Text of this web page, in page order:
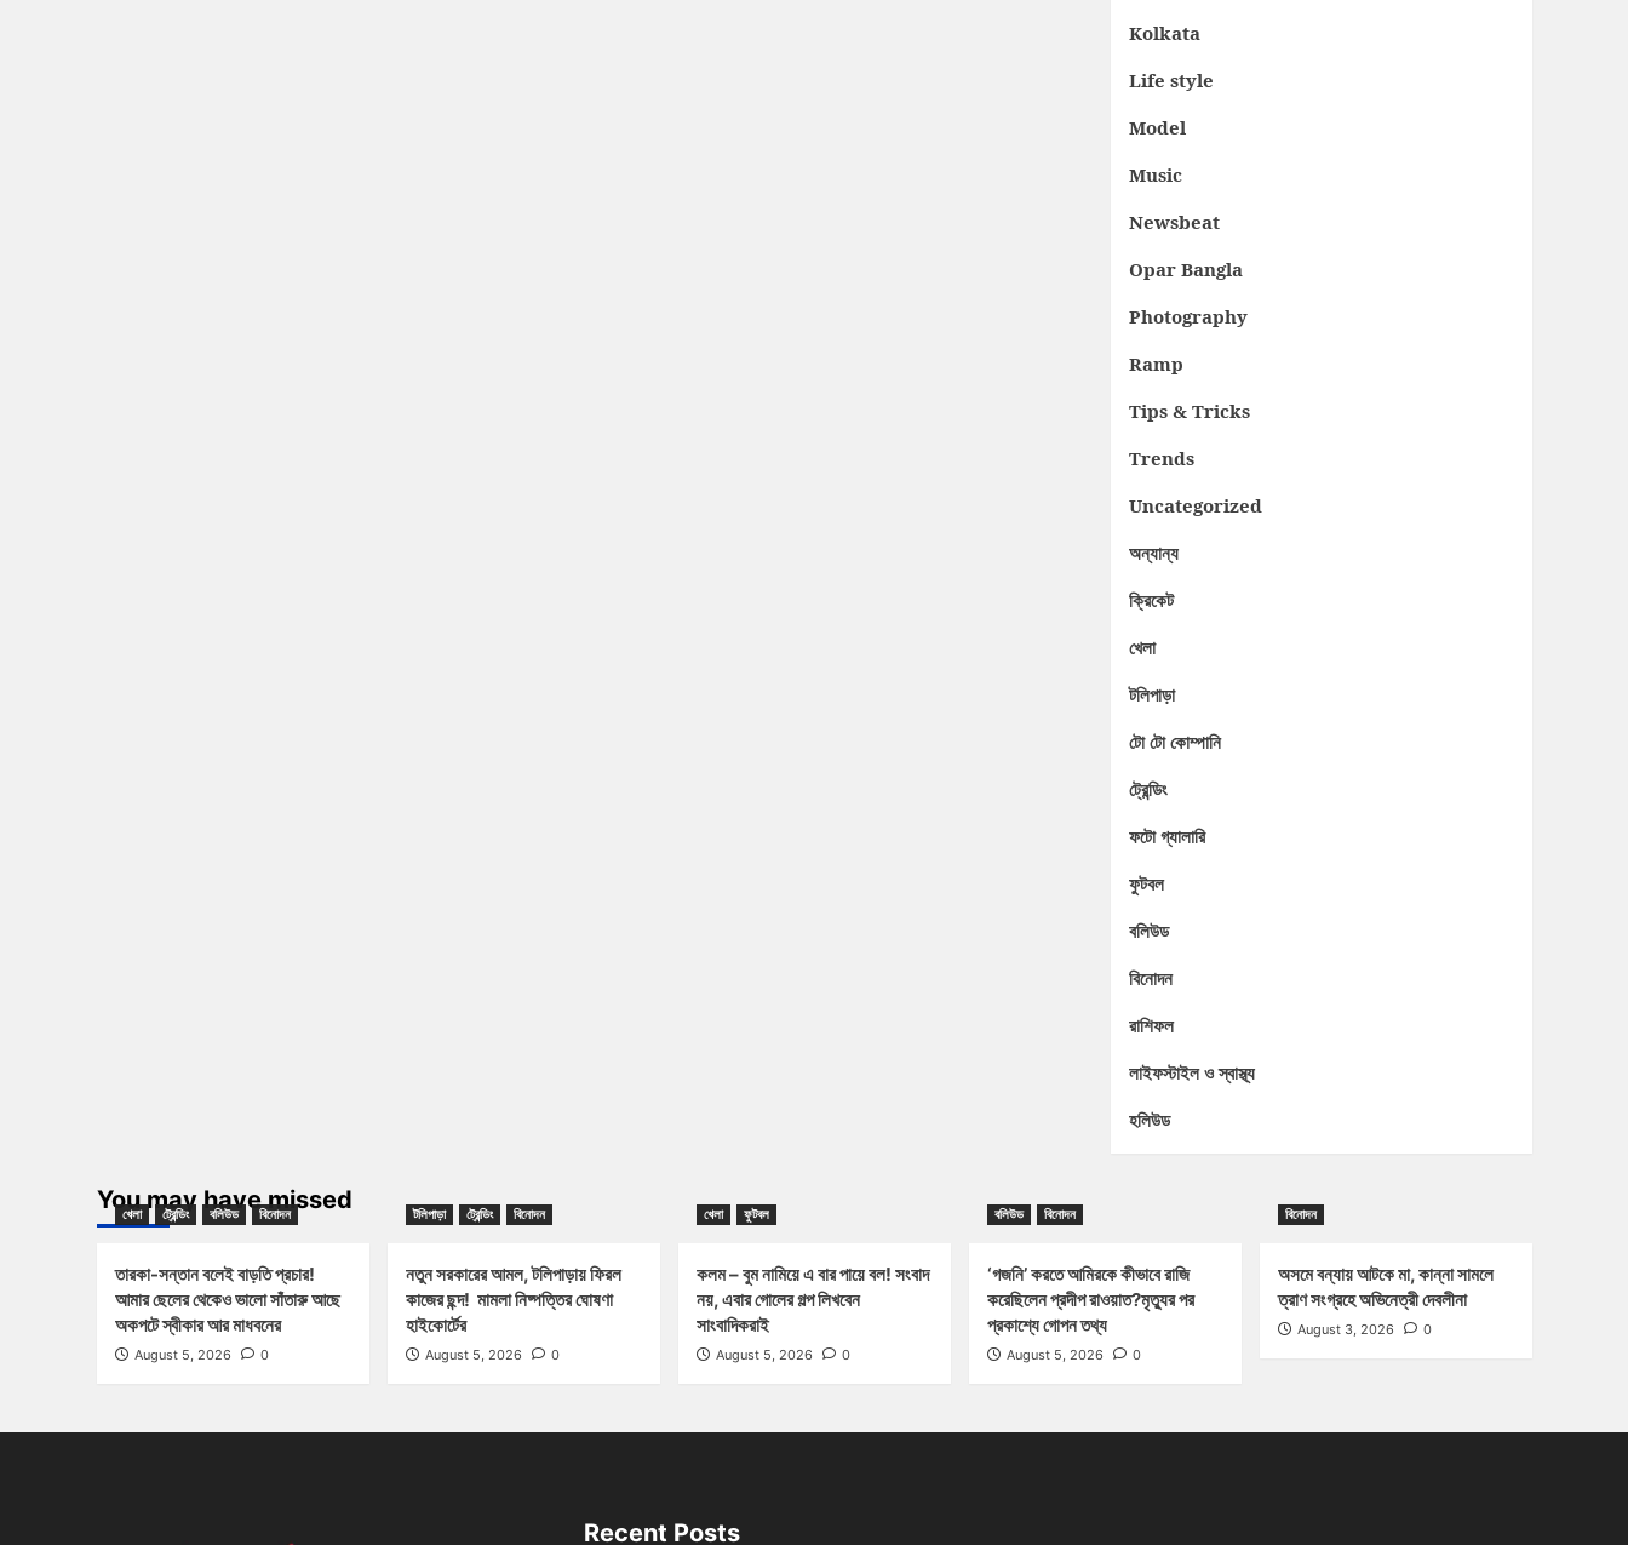
Kolkata
Life style
Model
Music
Newsbeat
Opar Bangla
Photography
Ramp
Tips & Tricks
Trends
Uncategorized
অন্যান্য
ক্রিকেট
খেলা
টলিপাড়া
টো টো কোম্পানি
ট্রেন্ডিং
ফটো গ্যালারি
ফুটবল
বলিউড
বিনোদন
রাশিফল
লাইফস্টাইল ও স্বাস্থ্য
হলিউড
You may have missed
খেলা ট্রেন্ডিং বলিউড বিনোদন
তারকা-সন্তান বলেই বাড়তি প্রচার!
আমার ছেলের থেকেও ভালো সাঁতারু আছে
অকপটে স্বীকার আর মাধবনের
August 5, 2026 0
টলিপাড়া ট্রেন্ডিং বিনোদন
নতুন সরকারের আমল, টলিপাড়ায় ফিরল
কাজের ছন্দ! মামলা নিষ্পত্তির ঘোষণা
হাইকোর্টের
August 5, 2026 0
খেলা ফুটবল
কলম – বুম নামিয়ে এ বার পায়ে বল! সংবাদ
নয়, এবার গোলের গল্প লিখবেন
সাংবাদিকরাই
August 5, 2026 0
বলিউড বিনোদন
‘গজনি’ করতে আমিরকে কীভাবে রাজি
করেছিলেন প্রদীপ রাওয়াত?মৃত্যুর পর
প্রকাশ্যে গোপন তথ্য
August 5, 2026 0
বিনোদন
অসমে বন্যায় আটকে মা, কান্না সামলে
ত্রাণ সংগ্রহে অভিনেত্রী দেবলীনা
August 3, 2026 0
Recent Posts